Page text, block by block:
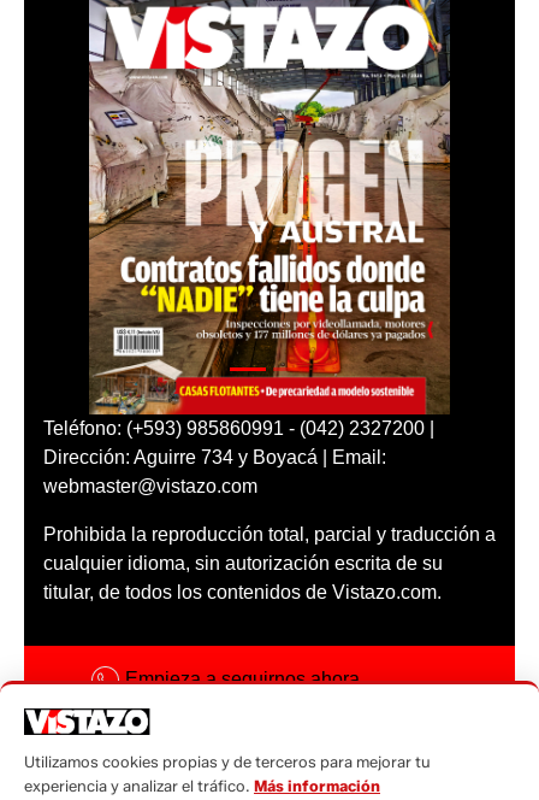
Teléfono: (+593) 985860991 - (042) 2327200 |
Dirección: Aguirre 734 y Boyacá | Email:
webmaster@vistazo.com
Prohibida la reproducción total, parcial y traducción a
cualquier idioma, sin autorización escrita de su
titular, de todos los contenidos de Vistazo.com.
Empieza a seguirnos ahora
Código ética
Utilizamos cookies propias y de terceros para mejorar tu
experiencia y analizar el tráfico. Más información